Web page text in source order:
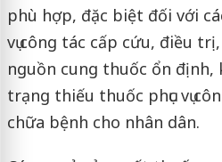
phù hợp, đặc biệt đối với
vụ công tác cấp cứu, điều
nguồn cung thuốc ổn định,
trạng thiếu thuốc phục vụ
chữa bệnh cho nhân dân.